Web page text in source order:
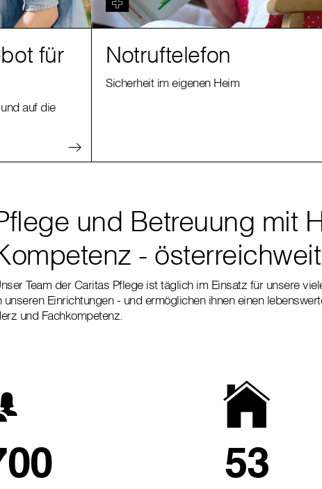
für
auf die
Notruftelefon
Sicherheit im eigenen Heim
und Betreuung mit
- österreichweit
Team der Caritas Pflege ist täglich im Einsatz für unsere
unseren Einrichtungen - und ermöglichen ihnen einen
und Fachkompetenz.
53